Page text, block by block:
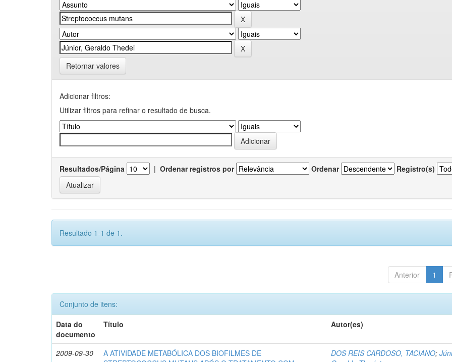
Retornar valores
Adicionar filtros:
Utilizar filtros para refinar o resultado de busca.
Resultados/Página | Ordenar registros por Ordenar Registro(s)
Resultado 1-1 de 1.
Anterior 1
Conjunto de itens:
Data do
documento
Título Autor(es)
2009-09-30
A ATIVIDADE METABÓLICA DOS BIOFILMES DE
DOS REIS CARDOSO, TACIANO;